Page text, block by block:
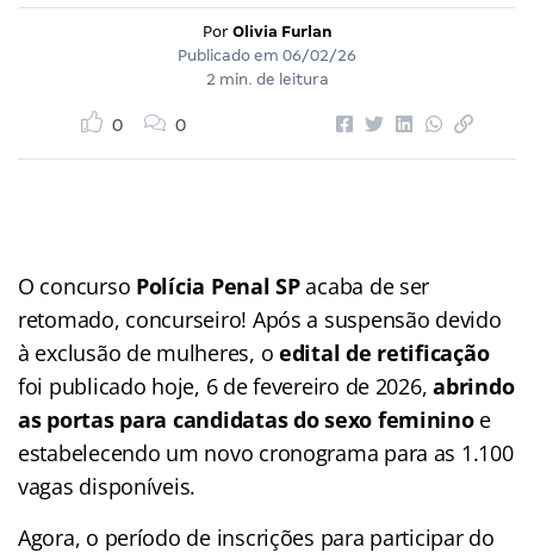
Por Olivia Furlan
Publicado em 06/02/26
2 min. de leitura
0 0
O concurso Polícia Penal SPacaba de ser
retomado, concurseiro! Após a suspensão devido
à exclusão de mulheres, o edital de retificação
foi publicado hoje, 6 de fevereiro de 2026,abrindo
as portas para candidatas do sexo femininoe
estabelecendo um novo cronograma para as 1.100
vagas disponíveis.
Agora, o período de inscrições para participar do